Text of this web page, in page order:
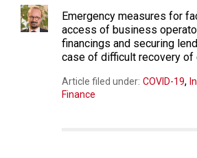
Emergency measures for
access of business
financings and securing
case of difficult recovery of
Article filed under: COVID-19,
Finance